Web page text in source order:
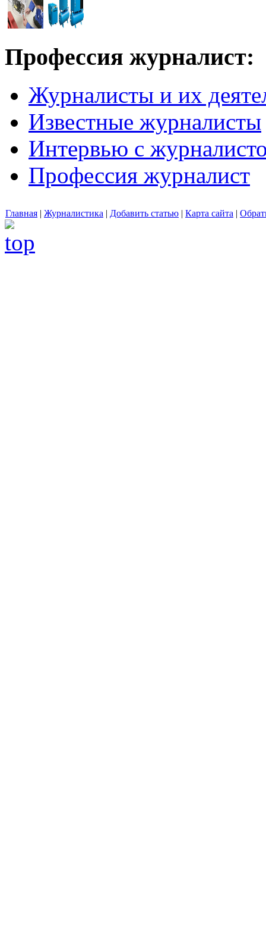
Профессия журналист:
Журналисты и их
Известные журналисты
Интервью с
Профессия журналист
Главная | Журналистика | Добавить статью | Карта сайта |